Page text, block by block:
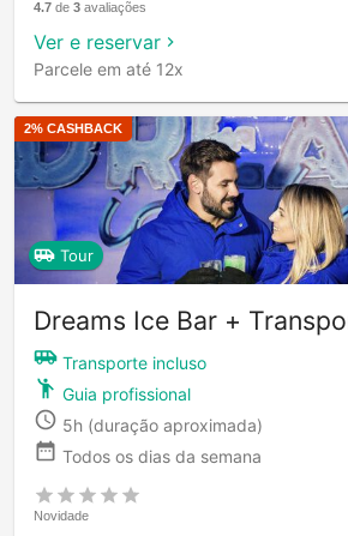
4.7 de 3 avaliações
Ver e reservar
Parcele em até 12x
2% CASHBACK
Tour
Dreams Ice Bar +
Transporte incluso
Guia profissional
5h (duração aproximada)
Todos os dias da semana
Novidade